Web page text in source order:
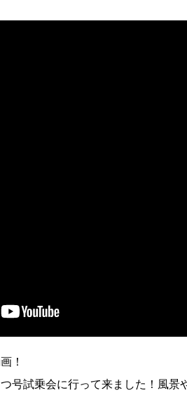
！
号試乗会に行って来ました！風景